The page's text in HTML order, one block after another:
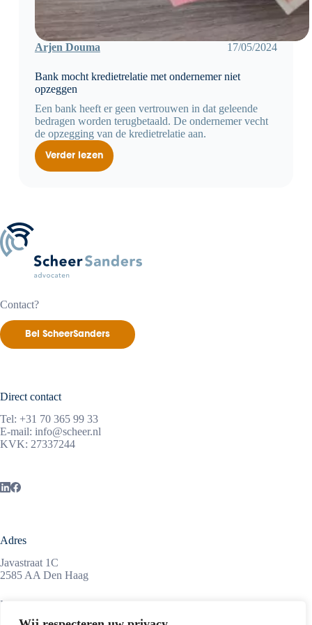
Arjen Douma 17/05/2024
Bank mocht kredietrelatie met ondernemer niet
opzeggen
Een bank heeft er geen vertrouwen in dat geleende
bedragen worden terugbetaald. De ondernemer vecht
de opzegging van de kredietrelatie aan.
Verder lezen
Bank
Contact?
Bel ScheerSanders
Direct contact
Tel: +31 70 365 99 33
E-mail: info@scheer.nl
KVK: 27337244
Adres
Javastraat 1C
2585 AA Den Haag
Maandag tot vrijdag
08:45 – 17:15 uur